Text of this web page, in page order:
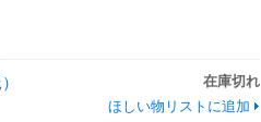
在庫切れ
ほしい物リストに追加